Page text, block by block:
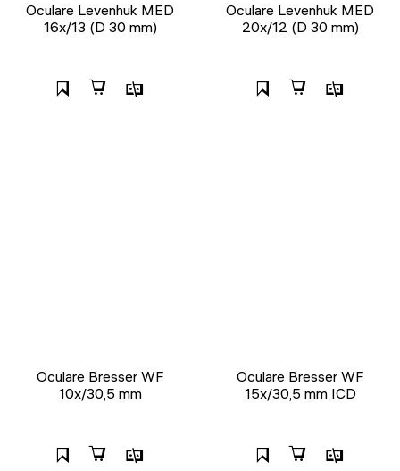
Oculare Levenhuk MED
16x/13 (D 30 mm)
Oculare Levenhuk MED
20x/12 (D 30 mm)
Oculare Bresser WF
10x/30,5 mm
Oculare Bresser WF
15x/30,5 mm ICD